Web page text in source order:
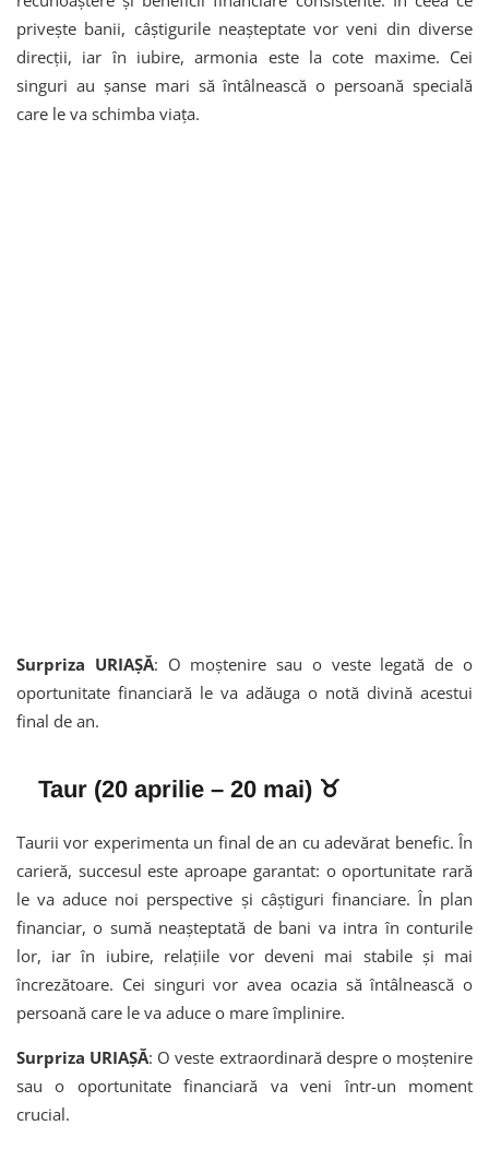
privește banii, câștigurile neașteptate vor veni din diverse
direcții, iar în iubire, armonia este la cote maxime. Cei
singuri au șanse mari să întâlnească o persoană specială
care le va schimba viața.
Surpriza URIAȘĂ: O moștenire sau o veste legată de o
oportunitate financiară le va adăuga o notă divină acestui
final de an.
Taur (20 aprilie – 20 mai) ♉
Taurii vor experimenta un final de an cu adevărat benefic. În
carieră, succesul este aproape garantat: o oportunitate rară
le va aduce noi perspective și câștiguri financiare. În plan
financiar, o sumă neașteptată de bani va intra în conturile
lor, iar în iubire, relațiile vor deveni mai stabile și mai
încrezătoare. Cei singuri vor avea ocazia să întâlnească o
persoană care le va aduce o mare împlinire.
Surpriza URIAȘĂ: O veste extraordinară despre o moștenire
sau o oportunitate financiară va veni într-un moment
crucial.